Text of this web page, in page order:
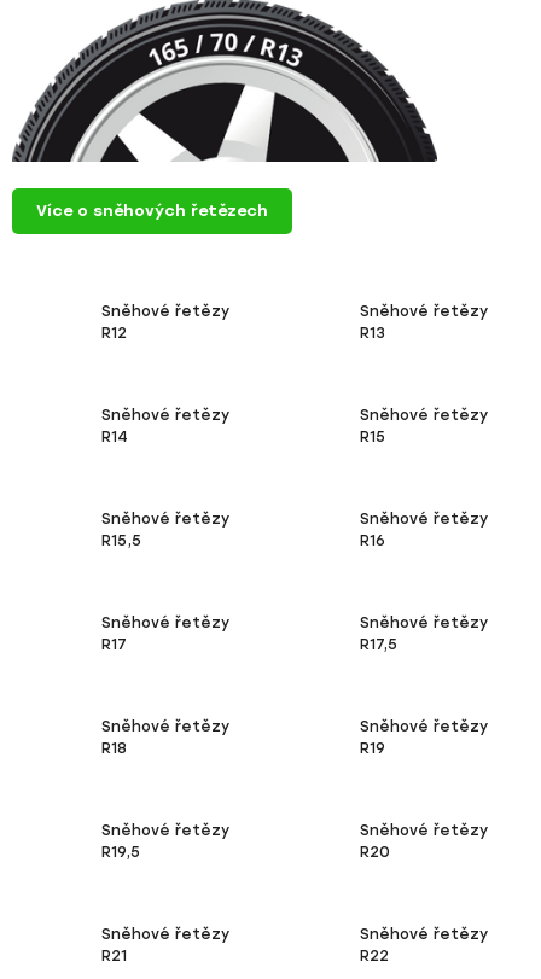
Více o sněhových řetězech
Sněhové řetězy
R12
Sněhové řetězy
R13
Sněhové řetězy
R14
Sněhové řetězy
R15
Sněhové řetězy
R15,5
Sněhové řetězy
R16
Sněhové řetězy
R17
Sněhové řetězy
R17,5
Sněhové řetězy
R18
Sněhové řetězy
R19
Sněhové řetězy
R19,5
Sněhové řetězy
R20
Sněhové řetězy
R21
Sněhové řetězy
R22